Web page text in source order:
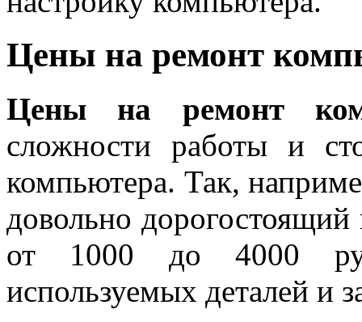
Цены на ремонт
Цены на ремонт
сложности работы и
компьютера. Так,
довольно
от 1000 до 4000
используемых деталей и